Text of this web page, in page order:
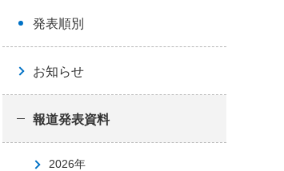
発表順別
お知らせ
報道発表資料
2026年